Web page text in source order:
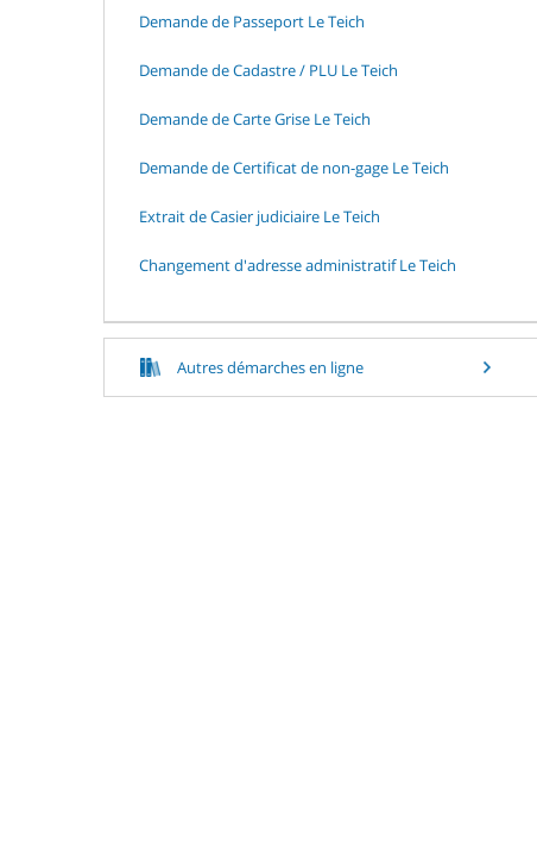
Demande de Passeport Le Teich
Demande de Cadastre / PLU Le Teich
Demande de Carte Grise Le Teich
Demande de Certificat de non-gage Le Teich
Extrait de Casier judiciaire Le Teich
Changement d'adresse administratif Le Teich
Autres démarches en ligne